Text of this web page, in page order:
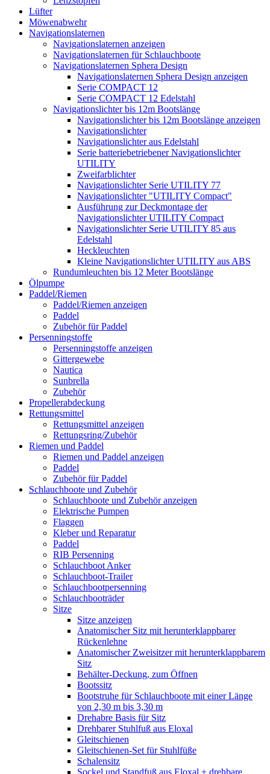
Lüfter
Möwenabwehr
Navigationslaternen
Navigationslaternen anzeigen
Navigationslaternen für Schlauchboote
Navigationslaternen Sphera Design
Navigationslaternen Sphera Design anzeigen
Serie COMPACT 12
Serie COMPACT 12 Edelstahl
Navigationslichter bis 12m Bootslänge
Navigationslichter bis 12m Bootslänge anzeigen
Navigationslichter
Navigationslichter aus Edelstahl
Serie batteriebetriebener Navigationslichter
UTILITY
Zweifarblichter
Navigationslichter Serie UTILITY 77
Navigationslichter "UTILITY Compact"
Ausführung zur Deckmontage der
Navigationslichter UTILITY Compact
Navigationslichter Serie UTILITY 85 aus
Edelstahl
Heckleuchten
Kleine Navigationslichter UTILITY aus ABS
Rundumleuchten bis 12 Meter Bootslänge
Ölpumpe
Paddel/Riemen
Paddel/Riemen anzeigen
Paddel
Zubehör für Paddel
Persenningstoffe
Persenningstoffe anzeigen
Gittergewebe
Nautica
Sunbrella
Zubehör
Propellerabdeckung
Rettungsmittel
Rettungsmittel anzeigen
Rettungsring/Zubehör
Riemen und Paddel
Riemen und Paddel anzeigen
Paddel
Zubehör für Paddel
Schlauchboote und Zubehör
Schlauchboote und Zubehör anzeigen
Elektrische Pumpen
Flaggen
Kleber und Reparatur
Paddel
RIB Persenning
Schlauchboot Anker
Schlauchboot-Trailer
Schlauchbootpersenning
Schlauchbooträder
Sitze
Sitze anzeigen
Anatomischer Sitz mit herunterklappbarer
Rückenlehne
Anatomischer Zweisitzer mit herunterklappbarem
Sitz
Behälter-Deckung, zum Öffnen
Bootssitz
Bootstruhe für Schlauchboote mit einer Länge
von 2,30 m bis 3,30 m
Drehabre Basis für Sitz
Drehbarer Stuhlfuß aus Eloxal
Gleitschienen
Gleitschienen-Set für Stuhlfüße
Schalensitz
Sockel und Standfuß aus Eloxal + drehbare